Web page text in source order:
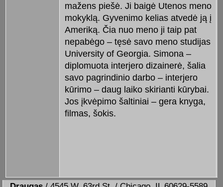
mažens piešė. Ji baigė Utenos meno
mokyklą. Gyvenimo kelias atvedė ją į
Ameriką. Čia nuo meno ji taip pat
nepabėgo – tęsė savo meno studijas
University of Georgia. Simona –
diplomuota interjero dizainerė, šalia
savo pagrindinio darbo – interjero
kūrimo – daug laiko skirianti kūrybai.
Jos įkvėpimo šaltiniai – gera knyga,
filmas, šokis.